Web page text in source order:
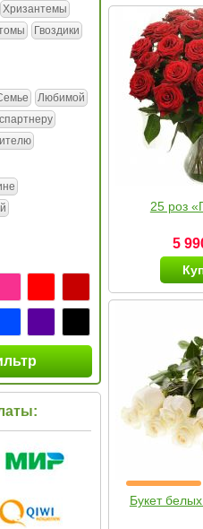
Хризантемы
Гвоздики
Любимой
25 роз
5
Букет